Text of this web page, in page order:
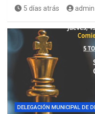
5 días atrás admin
DELEGACIÓN MUNICIPAL DE